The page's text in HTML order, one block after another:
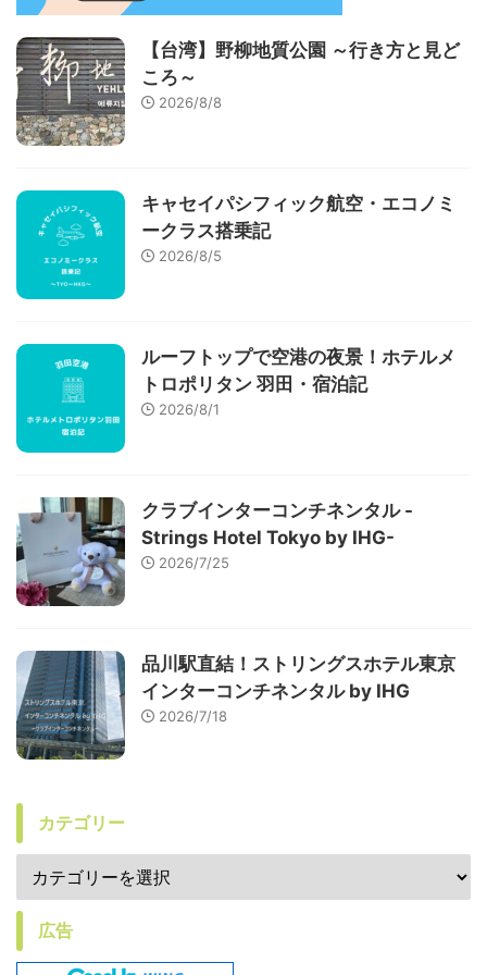
【台湾】野柳地質公園 ～行き方と見ど
ころ～
2026/8/8
キャセイパシフィック航空・エコノミ
ークラス搭乗記
2026/8/5
ルーフトップで空港の夜景！ホテルメ
トロポリタン 羽田・宿泊記
2026/8/1
クラブインターコンチネンタル -
Strings Hotel Tokyo by IHG-
2026/7/25
品川駅直結！ストリングスホテル東京
インターコンチネンタル by IHG
2026/7/18
カテゴリー
広告